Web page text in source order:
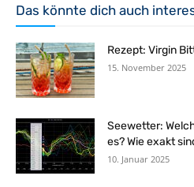
Das könnte dich auch
Rezept: Virgin
15. November 2025
Seewetter:
es? Wie exakt
10. Januar 2025